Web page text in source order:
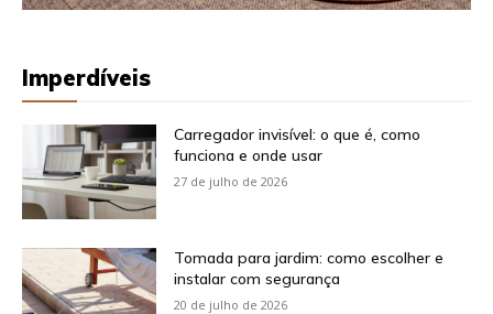
Imperdíveis
Carregador invisível: o que é, como
funciona e onde usar
27 de julho de 2026
Tomada para jardim: como escolher e
instalar com segurança
20 de julho de 2026